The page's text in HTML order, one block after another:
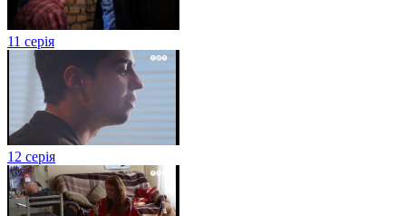
11 серія
12 серія